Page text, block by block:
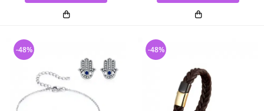
-48% -48%